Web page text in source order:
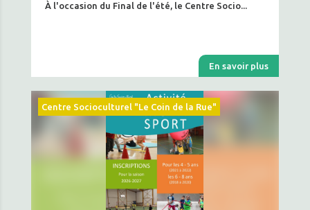
À l'occasion du Final de l'été, le Centre Socio...
En savoir plus
Centre Socioculturel "Le Coin de la Rue"